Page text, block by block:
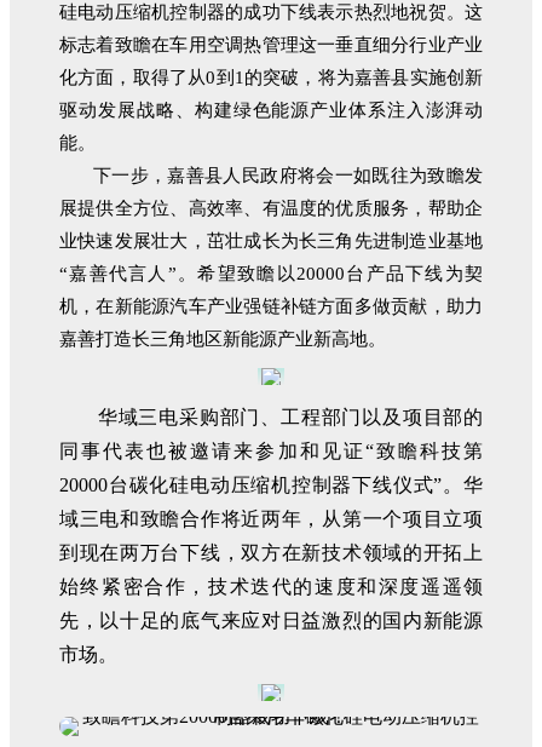
硅电动压缩机控制器的成功下线表示热烈地祝贺。这
标志着致瞻在车用空调热管理这一垂直细分行业产业
化方面，取得了从0到1的突破，将为嘉善县实施创新
驱动发展战略、构建绿色能源产业体系注入澎湃动
能。
下一步，嘉善县人民政府将会一如既往为致瞻发
展提供全方位、高效率、有温度的优质服务，帮助企
业快速发展壮大，茁壮成长为长三角先进制造业基地
“嘉善代言人”。希望致瞻以20000台产品下线为契
机，在新能源汽车产业强链补链方面多做贡献，助力
嘉善打造长三角地区新能源产业新高地。
华域三电采购部门、工程部门以及项目部的
同事代表也被邀请来参加和见证“致瞻科技第
20000台碳化硅电动压缩机控制器下线仪式”。华
域三电和致瞻合作将近两年，从第一个项目立项
到现在两万台下线，双方在新技术领域的开拓上
始终紧密合作，技术迭代的速度和深度遥遥领
先，以十足的底气来应对日益激烈的国内新能源
市场。